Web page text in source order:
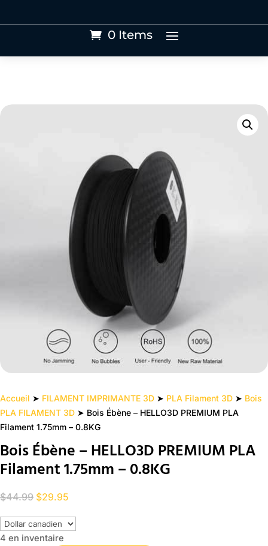
0 Items
Accueil ➤ FILAMENT IMPRIMANTE 3D ➤ PLA Filament 3D ➤ Bois
PLA FILAMENT 3D ➤ Bois Ébène – HELLO3D PREMIUM PLA
Filament 1.75mm – 0.8KG
Bois Ébène – HELLO3D PREMIUM PLA
Filament 1.75mm – 0.8KG
$44.99 Le
initial
était :
$29.95
actuel
4 en inventaire